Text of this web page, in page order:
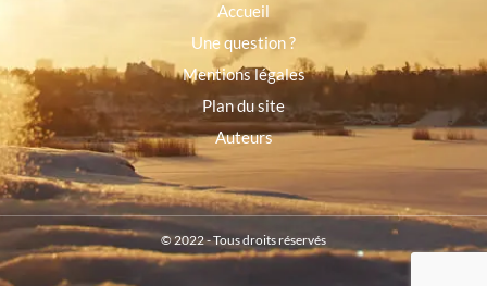
Accueil
Une question ?
Mentions légales
Plan du site
Auteurs
© 2022 - Tous droits réservés